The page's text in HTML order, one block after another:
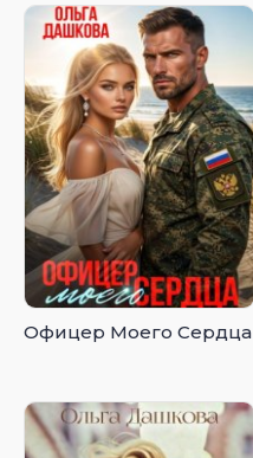
Офицер Моего Сердца